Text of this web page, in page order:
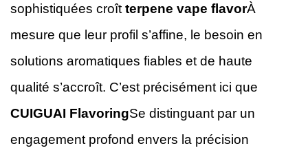
sophistiquées croît terpene vape flavorÀ
mesure que leur profil s’affine, le besoin en
solutions aromatiques fiables et de haute
qualité s’accroît. C’est précisément ici que
CUIGUAI FlavoringSe distinguant par un
engagement profond envers la précision